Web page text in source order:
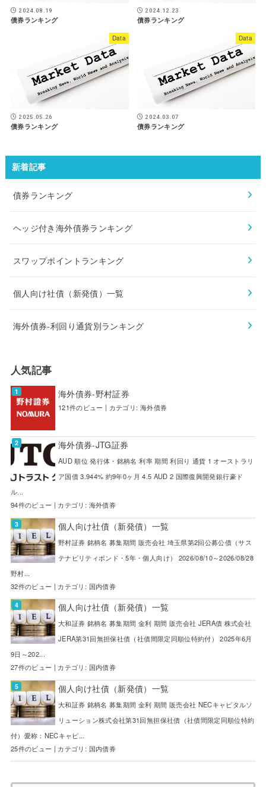
2024.08.19
債券ランキング
2024.12.23
債券ランキング
Data
2025.05.26
債券ランキング
Data
2024.03.07
債券ランキング
新着記事
債券ランキング
ヘッジ付き海外債券ランキング
スワップポイントランキング
個人向け社債（新発債）一覧
海外債券-利回り通貨別ランキング
人気記事
海外債券-野村証券
121件のビュー | カテゴリ: 海外債券
海外債券-JTG証券
AUD 順位 発行体・銘柄名 利率 期間 利回り 通貨 1 オーストラリ
ア国債 3.944% 約9年0ヶ月 4.5 AUD 2 国際復興開発銀行豪ド
ル...
94件のビュー | カテゴリ: 海外債券
個人向け社債（新発債）一覧
野村証券 銘柄名 募集期間 販売会社 埼玉県第2回公募公債（サス
テナビリティボンド・5年・個人向け） 2026/08/10～2026/08/28
野村...
32件のビュー | カテゴリ: 国内債券
個人向け社債（新発債）一覧
大和証券 銘柄名 募集期間 金利 期間 販売会社 JERA債 株式会社
JERA第31回無担保社債（社債間限定同順位特約付） 2025年6月
9日～202...
27件のビュー | カテゴリ: 国内債券
個人向け社債（新発債）一覧
大和証券 銘柄名 募集期間 金利 期間 販売会社 NECキャピタルソ
リューション株式会社第31回無担保社債（社債間限定同順位特約
付）愛称：NECキャピ...
25件のビュー | カテゴリ: 国内債券